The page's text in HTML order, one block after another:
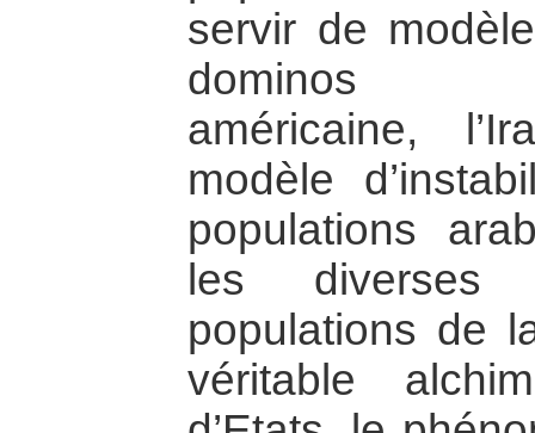
servir de
dominos
américaine,
modèle
populations
les diverses
populations de
véritable